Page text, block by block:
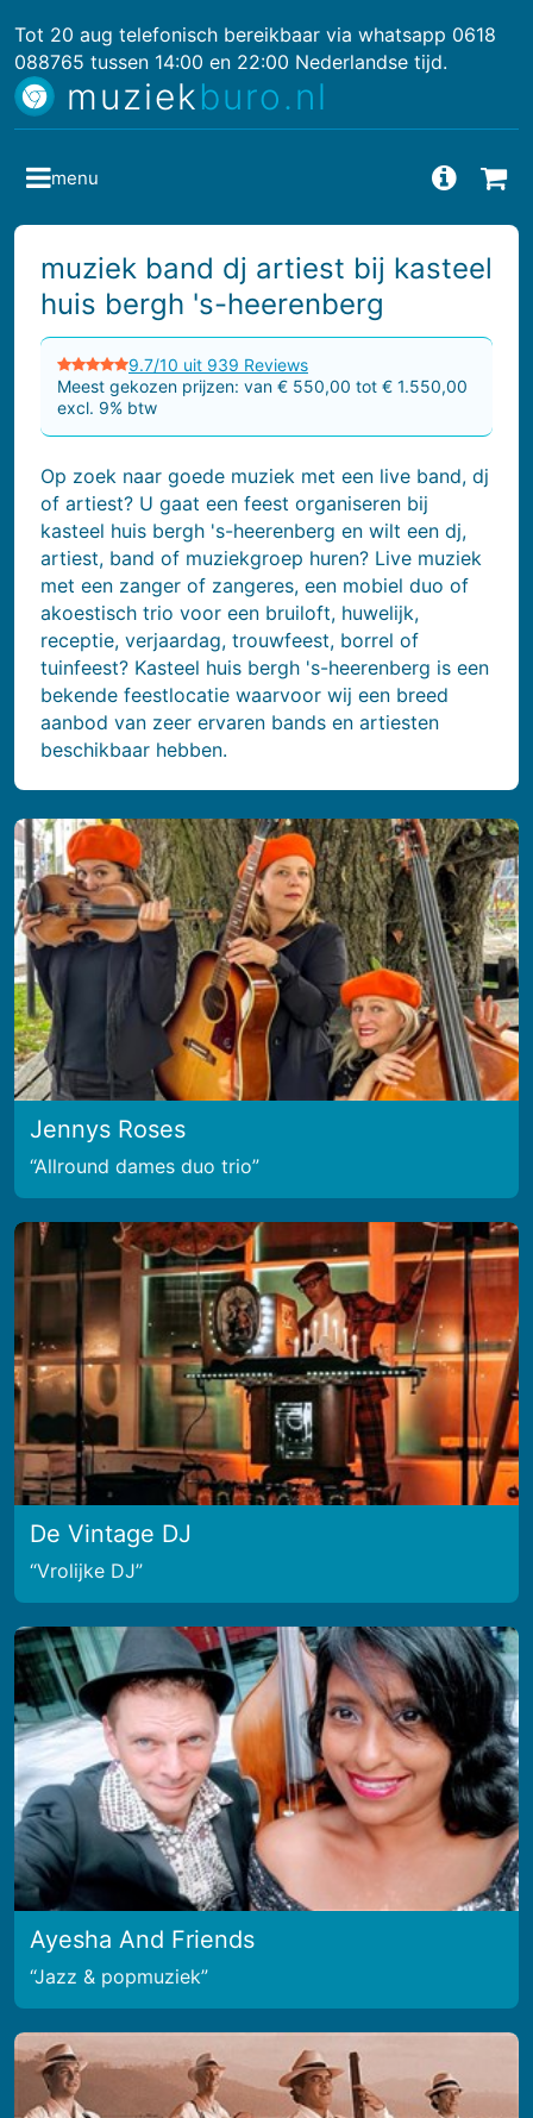
Tot 20 aug telefonisch bereikbaar via whatsapp 0618
088765 tussen 14:00 en 22:00 Nederlandse tijd.
muziekburo.nl
muziek band dj artiest bij kasteel
huis bergh 's-heerenberg
9.7/10 uit 939 Reviews
Meest gekozen prijzen: van € 550,00 tot € 1.550,00
excl. 9% btw
Op zoek naar goede muziek met een live band, dj
of artiest? U gaat een feest organiseren bij
kasteel huis bergh 's-heerenberg en wilt een dj,
artiest, band of muziekgroep huren? Live muziek
met een zanger of zangeres, een mobiel duo of
akoestisch trio voor een bruiloft, huwelijk,
receptie, verjaardag, trouwfeest, borrel of
tuinfeest? Kasteel huis bergh 's-heerenberg is een
bekende feestlocatie waarvoor wij een breed
aanbod van zeer ervaren bands en artiesten
beschikbaar hebben.
Jennys Roses
Allround dames duo trio
De Vintage DJ
Vrolijke DJ
Ayesha And Friends
Jazz & popmuziek
menu